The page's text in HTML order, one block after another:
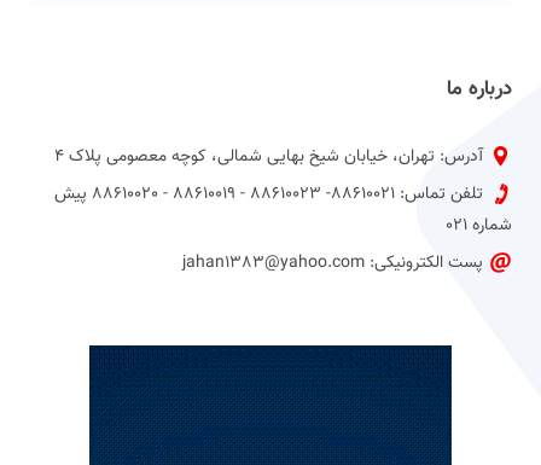
درباره ما
آدرس: تهران، خیابان شیخ بهایی شمالی، کوچه معصومی پلاک 4
تلفن تماس: 88610021- 88610023 - 88610019 - 88610020 پیش
شماره 021
پست الکترونیکی: jahan1383@yahoo.com